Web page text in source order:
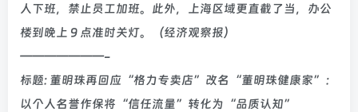
人下班，禁止员工加班。此外，上海区域更直截了当，办公
楼到晚上 9 点准时关灯。（经济观察报）
———————-
标题: 董明珠再回应“格力专卖店”改名“董明珠健康家”：
以个人名誉作保将“信任流量”转化为“品质认知”